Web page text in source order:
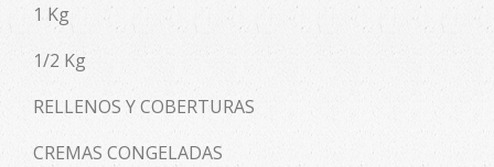
1 Kg
1/2 Kg
RELLENOS Y COBERTURAS
CREMAS CONGELADAS